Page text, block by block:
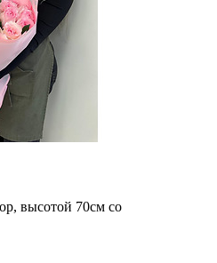
высотой 70см со